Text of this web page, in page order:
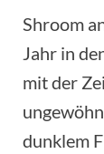
Shroom
Jahr in
mit der
dunklem